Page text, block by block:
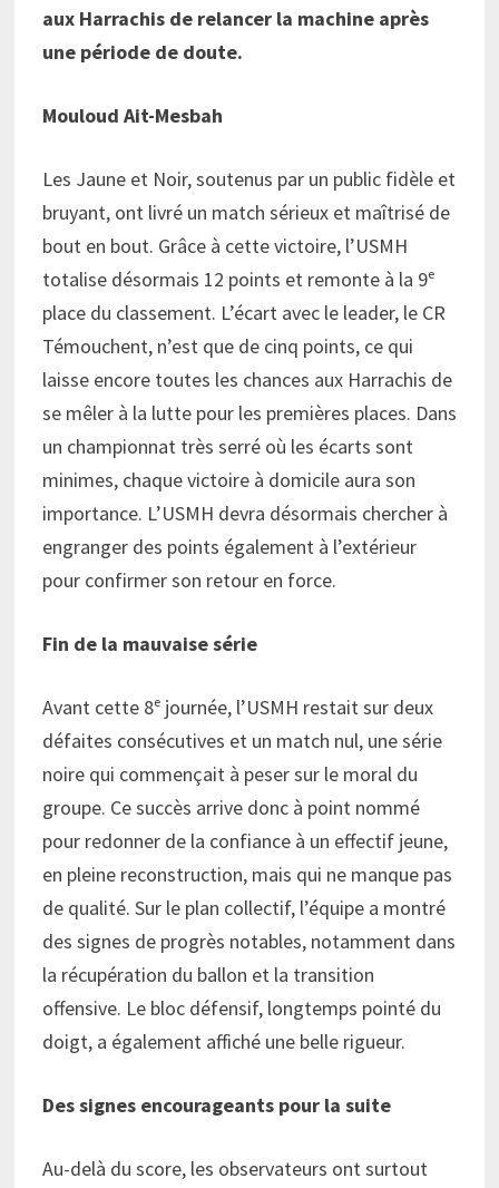
aux Harrachis de relancer la machine après
une période de doute.
Mouloud Ait-Mesbah
Les Jaune et Noir, soutenus par un public fidèle et
bruyant, ont livré un match sérieux et maîtrisé de
bout en bout. Grâce à cette victoire, l’USMH
totalise désormais 12 points et remonte à la 9ᵉ
place du classement. L’écart avec le leader, le CR
Témouchent, n’est que de cinq points, ce qui
laisse encore toutes les chances aux Harrachis de
se mêler à la lutte pour les premières places. Dans
un championnat très serré où les écarts sont
minimes, chaque victoire à domicile aura son
importance. L’USMH devra désormais chercher à
engranger des points également à l’extérieur
pour confirmer son retour en force.
Fin de la mauvaise série
Avant cette 8ᵉ journée, l’USMH restait sur deux
défaites consécutives et un match nul, une série
noire qui commençait à peser sur le moral du
groupe. Ce succès arrive donc à point nommé
pour redonner de la confiance à un effectif jeune,
en pleine reconstruction, mais qui ne manque pas
de qualité. Sur le plan collectif, l’équipe a montré
des signes de progrès notables, notamment dans
la récupération du ballon et la transition
offensive. Le bloc défensif, longtemps pointé du
doigt, a également affiché une belle rigueur.
Des signes encourageants pour la suite
Au-delà du score, les observateurs ont surtout